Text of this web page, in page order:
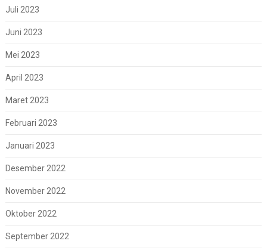
Juli 2023
Juni 2023
Mei 2023
April 2023
Maret 2023
Februari 2023
Januari 2023
Desember 2022
November 2022
Oktober 2022
September 2022